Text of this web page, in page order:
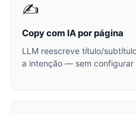
✍️
Copy com IA por página
LLM reescreve título/
a intenção — sem configurar